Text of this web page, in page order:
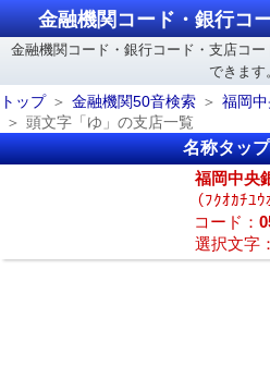
金融機関コード・銀行コ
金融機関コード・銀行コード・支店コ
できます。
トップ
金融機関50音検索
福岡
頭文字「ゆ」の支店一覧
名称タッ
福岡中央
（ﾌｸｵｶﾁﾕｳ
コード：
選択文字